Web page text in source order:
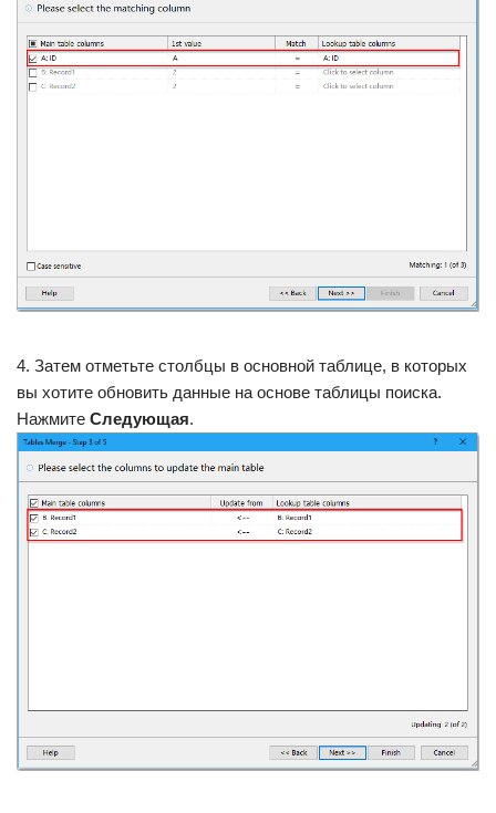
4. Затем отметьте столбцы в основной таблице, в которых
вы хотите обновить данные на основе таблицы поиска.
Нажмите Следующая.